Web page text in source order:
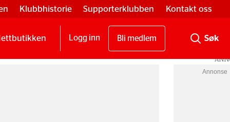
Klubbhistorie Supporterklubben Kontakt oss
Logg inn Bli medlem
Annonse